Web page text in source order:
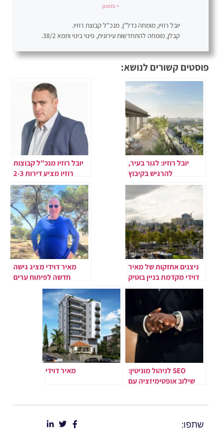
+ posts
יובל רוזיו, מומחה נדל"ן. מנכ"ל קבוצת רוזיו.
קבלן, מומחה להתחדשות עירונית, פינוי בינוי ותמא 38/2.
פוסטים קשורים לנושא:
יובל רוזיו: לגור בעיר,
להרגיש בקיבוץ
יובל רוזיו מנכ"ל קבוצות
רוזיו מציע דירות 2-3
חדרים ליד כיכר המדינה
ניצנים אחזקות של מאיר
דוידי מקדמת בניין בוטיק
בכיכר המדינה – ויצמן 52
מאיר דוידי מציג גישה
חדשה לפיתוח ערים
ושכונות בישראל
SEO לניהול מוניטין:
שילוב אופטימיזציה עם
מאיר דוידי
שתפו: